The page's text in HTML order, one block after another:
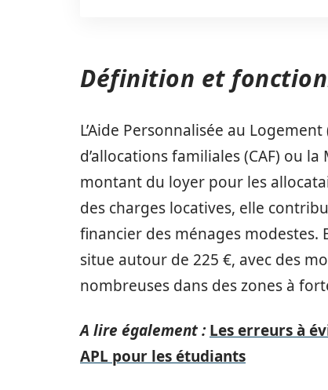
Définition et
L’Aide Personnalisée au
d’allocations familiales (CAF) ou
montant du loyer pour les
des charges locatives, elle
financier des ménages modestes.
situe autour de 225 €, avec des
nombreuses dans des zones à
A lire également : Les erreurs à
APL pour les étudiants